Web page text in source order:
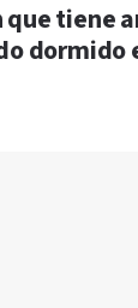
que tiene
dormido